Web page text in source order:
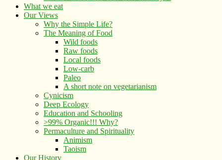
What we eat
Our Views
Why the Simple Life?
The Meaning of Food
Wild foods
Raw foods
Local foods
Low-carb
Paleo
A short note on vegetarianism
Cynicism
Deep Ecology
Education and Schooling
>99% Organic!!! Why?
Permaculture and Spirituality
Animism
Taoism
Our History